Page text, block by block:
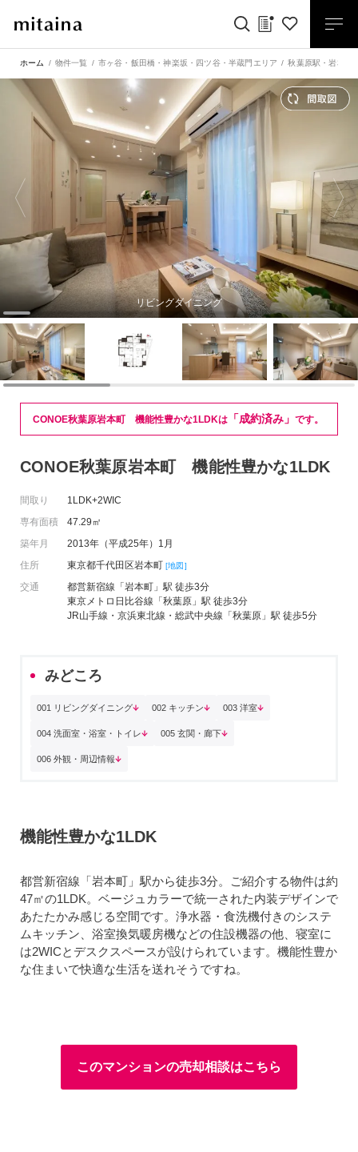
ホーム 物件一覧 市ヶ谷・飯田橋・神楽坂・四ツ谷・半蔵門エリア 秋葉原駅 ・ 岩本町
リビングダイニング
CONOE秋葉原岩本町 機能性豊かな1LDKは 「成約済み」 です。
CONOE秋葉原岩本町 機能性豊かな1LDK
間取り
1LDK+2WIC
専有面積
47.29㎡
築年月
2013年（平成25年）1月
住所
東京都千代田区岩本町 [地図]
交通
都営新宿線「岩本町」駅 徒歩3分
東京メトロ日比谷線「秋葉原」駅 徒歩3分
JR山手線・京浜東北線・総武中央線「秋葉原」駅 徒歩5分
みどころ
001 リビングダイニング 002 キッチン 003 洋室
004 洗面室・浴室・トイレ 005 玄関・廊下
006 外観・周辺情報
機能性豊かな1LDK
都営新宿線「岩本町」駅から徒歩3分。ご紹介する物件は約
47㎡の1LDK。ベージュカラーで統一された内装デザインで
あたたかみ感じる空間です。浄水器・食洗機付きのシステ
ムキッチン、浴室換気暖房機などの住設機器の他、寝室に
は2WICとデスクスペースが設けられています。機能性豊か
な住まいで快適な生活を送れそうですね。
このマンションの売却相談はこちら